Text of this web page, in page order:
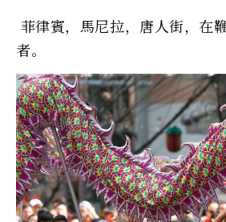
菲律賓，馬尼拉，唐人街，在
者。